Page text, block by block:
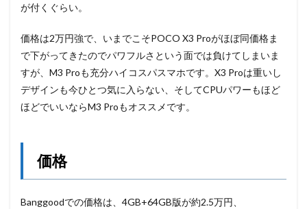
が付くぐらい。
価格は2万円強で、いまでこそPOCO X3 Proがほぼ同価格ま
で下がってきたのでパワフルさという面では負けてしまいま
すが、M3 Proも充分ハイコスパスマホです。X3 Proは重いし
デザインも今ひとつ気に入らない、そしてCPUパワーもほど
ほどでいいならM3 Proもオススメです。
価格
Banggoodでの価格は、4GB+64GB版が約2.5万円、